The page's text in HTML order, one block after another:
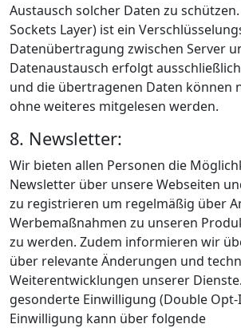
Austausch solcher Daten zu schützen.
Sockets Layer) ist ein
Datenübertragung zwischen Server
Datenaustausch erfolgt
und die übertragenen Daten können
ohne weiteres mitgelesen werden.
8. Newsletter:
Wir bieten allen Personen die
Newsletter über unsere Webseiten
zu registrieren um regelmäßig über
Werbemaßnahmen zu unseren
zu werden. Zudem informieren wir
über relevante Änderungen und
Weiterentwicklungen unserer
gesonderte Einwilligung (Double
Einwilligung kann über folgende